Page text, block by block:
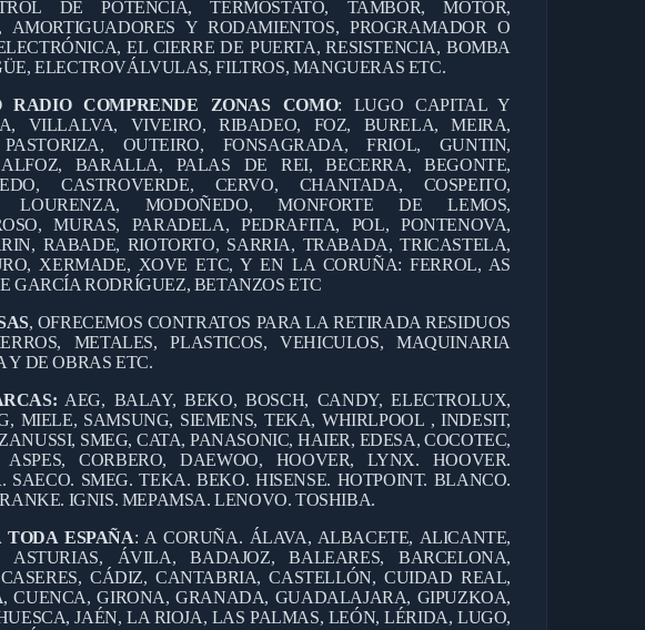
DE POTENCIA, TERMOSTATO, TAMBOR, MOTOR,
AMORTIGUADORES Y RODAMIENTOS, PROGRAMADOR O
EL CIERRE DE PUERTA, RESISTENCIA, BOMBA
ELECTROVÁLVULAS, FILTROS, MANGUERAS ETC.
RADIO COMPRENDE ZONAS COMO: LUGO CAPITAL Y
VILLALVA, VIVEIRO, RIBADEO, FOZ, BURELA, MEIRA,
OUTEIRO, FONSAGRADA, FRIOL, GUNTIN,
BARALLA, PALAS DE REI, BECERRA, BEGONTE,
CASTROVERDE, CERVO, CHANTADA, COSPEITO,
LOURENZA, MODOÑEDO, MONFORTE DE LEMOS,
MURAS, PARADELA, PEDRAFITA, POL, PONTENOVA,
RABADE, RIOTORTO, SARRIA, TRABADA, TRICASTELA,
XERMADE, XOVE ETC, Y EN LA CORUÑA: FERROL, AS
GARCÍA RODRÍGUEZ, BETANZOS ETC
, OFRECEMOS CONTRATOS PARA LA RETIRADA RESIDUOS
METALES, PLASTICOS, VEHICULOS, MAQUINARIA
Y DE OBRAS ETC.
AEG, BALAY, BEKO, BOSCH, CANDY, ELECTROLUX,
MIELE, SAMSUNG, SIEMENS, TEKA, WHIRLPOOL , INDESIT,
SMEG, CATA, PANASONIC, HAIER, EDESA, COCOTEC,
ASPES, CORBERO, DAEWOO, HOOVER, LYNX. HOOVER.
SAECO. SMEG. TEKA. BEKO. HISENSE. HOTPOINT. BLANCO.
IGNIS. MEPAMSA. LENOVO. TOSHIBA.
TODA ESPAÑA: A CORUÑA. ÁLAVA, ALBACETE, ALICANTE,
ASTURIAS, ÁVILA, BADAJOZ, BALEARES, BARCELONA,
CÁDIZ, CANTABRIA, CASTELLÓN, CUIDAD REAL,
CUENCA, GIRONA, GRANADA, GUADALAJARA, GIPUZKOA,
JAÉN, LA RIOJA, LAS PALMAS, LEÓN, LÉRIDA, LUGO,